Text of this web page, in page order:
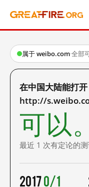
属于 weibo.com·全部
在中国大陆能打开
http://
可以。
最近 1 次有定论的测
20170/1